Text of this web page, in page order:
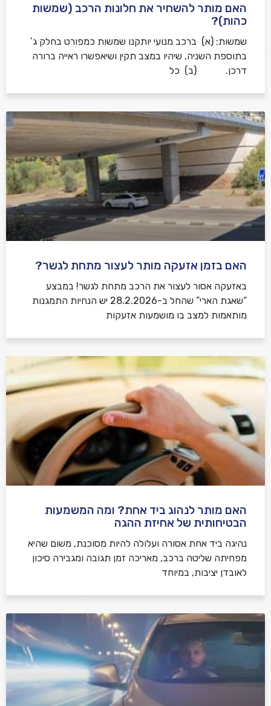
האם מותר להשחיר את חלונות הרכב (שמשות
כהות)?
שמשות: (א) ברכב מנועי יותקנו שמשות כמפורט בחלק ג’
בתוספת השניה, שיהיו במצב תקין ושיאפשרו ראייה ברורה
דרכן. (ב) כל
האם בזמן אזעקה מותר לעצור מתחת לגשר?
באזעקה אסור לעצור את הרכב מתחת לגשר! במבצע
“שאגת הארי” שהחל ב-28.2.2026 יש הנחיות התמגנות
מותאמות למצב בו מושמעות אזעקות
האם מותר לנהוג ביד אחת? ומה המשמעות
הבטיחותית של אחיזת ההגה
נהיגה ביד אחת אסורה ועלולה להיות מסוכנת, משום שהיא
מפחיתה שליטה ברכב, מאריכה זמן תגובה ומגבירה סיכון
לאובדן יציבות, במיוחד